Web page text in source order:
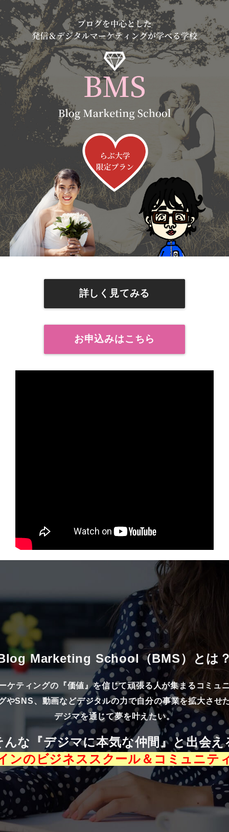
詳しく見てみる
お申込みはこちら
Marketing School（BMS）とは
ケティングの『価値』を信じて頑張る人が集まるコミュ
やSNS、動画などデジタルの力で自分の事業を拡大させ
デジマを通じて夢を叶えたい。
んな『デジマに本気な仲間』と出会え
ンのビジネススクール＆コミュニテ